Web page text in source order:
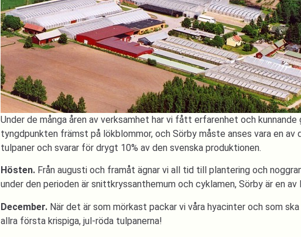
Under de många åren av verksamhet har vi fått erfarenhet och
tyngdpunkten främst på lökblommor, och Sörby måste anses vara en
tulpaner och svarar för drygt 10% av den svenska produktionen.
Hösten. Från augusti och framåt ägnar vi all tid till plantering och
under den perioden är snittkryssanthemum och cyklamen, Sörby är en
December. När det är som mörkast packar vi våra hyacinter och som
allra första krispiga, jul-röda tulpanerna!